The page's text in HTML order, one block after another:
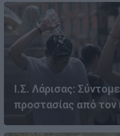
Ι.Σ. Λάρισας:
προστασίας από